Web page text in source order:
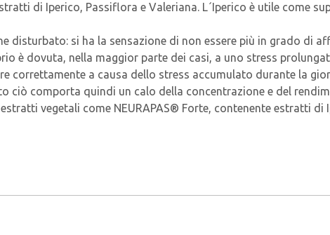
di Iperico, Passiflora e Valeriana. L´Iperico è utile come
disturbato: si ha la sensazione di non essere più in grado di
è dovuta, nella maggior parte dei casi, a uno stress
correttamente a causa dello stress accumulato durante la
ciò comporta quindi un calo della concentrazione e del
vegetali come NEURAPAS® Forte, contenente estratti